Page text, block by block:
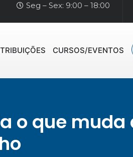
Seg – Sex: 9:00 – 18:00
CURSOS/EVENTOS
o que muda